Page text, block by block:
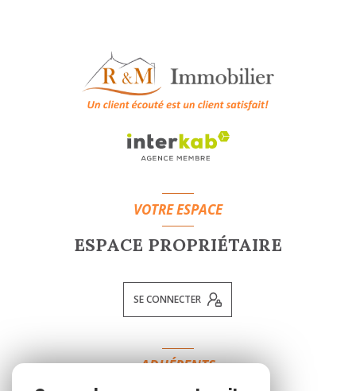
VOTRE ESPACE
ESPACE PROPRIÉTAIRE
SE CONNECTER
ADHÉRENTS